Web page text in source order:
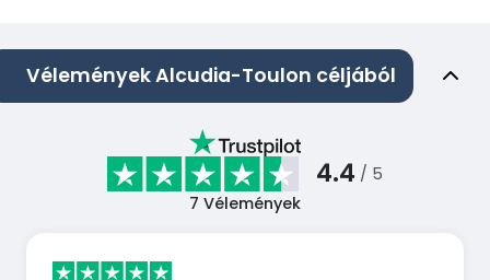
Vélemények Alcudia-Toulon céljából
4.4 / 5
7 Vélemények